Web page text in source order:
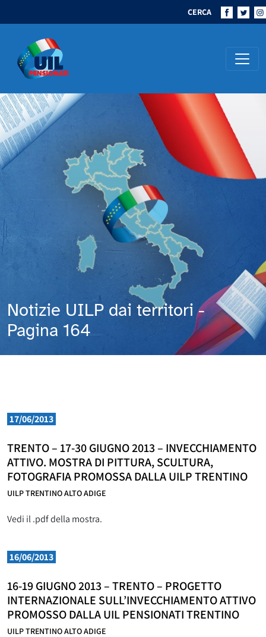
CERCA
Navigazione principale
Notizie UILP dai territori -
Pagina 164
17/06/2013
TRENTO – 17-30 GIUGNO 2013 – INVECCHIAMENTO
ATTIVO. MOSTRA DI PITTURA, SCULTURA,
FOTOGRAFIA PROMOSSA DALLA UILP TRENTINO
UILP TRENTINO ALTO ADIGE
Vedi il .pdf della mostra.
16/06/2013
16-19 GIUGNO 2013 – TRENTO – PROGETTO
INTERNAZIONALE SULL’INVECCHIAMENTO ATTIVO
PROMOSSO DALLA UIL PENSIONATI TRENTINO
UILP TRENTINO ALTO ADIGE